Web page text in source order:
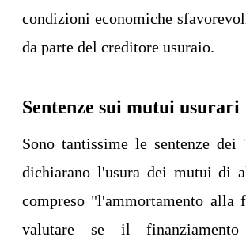
condizioni economiche
da parte del creditore usuraio.
Sentenze sui mutui usurari
Sono tantissime le sentenze dei
dichiarano l'usura dei mutui di
compreso "l'ammortamento alla
valutare se il